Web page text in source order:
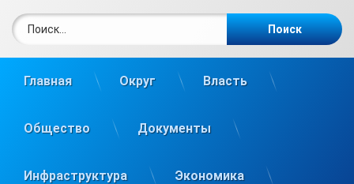
Главная Округ Власть
Общество Документы
Инфраструктура Экономика